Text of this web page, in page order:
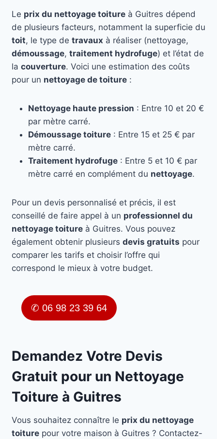
Le prix du nettoyage toiture à Guitres dépend
de plusieurs facteurs, notamment la superficie du
toit, le type de travaux à réaliser (nettoyage,
démoussage, traitement hydrofuge) et l’état de
la couverture. Voici une estimation des coûts
pour un nettoyage de toiture :
Nettoyage haute pression : Entre 10 et 20 €
par mètre carré.
Démoussage toiture : Entre 15 et 25 € par
mètre carré.
Traitement hydrofuge : Entre 5 et 10 € par
mètre carré en complément du nettoyage.
Pour un devis personnalisé et précis, il est
conseillé de faire appel à un professionnel du
nettoyage toiture à Guitres. Vous pouvez
également obtenir plusieurs devis gratuits pour
comparer les tarifs et choisir l’offre qui
correspond le mieux à votre budget.
✆ 06 98 23 39 64
Demandez Votre Devis
Gratuit pour un Nettoyage
Toiture à Guitres
Vous souhaitez connaître le prix du nettoyage
toiture pour votre maison à Guitres ? Contactez-